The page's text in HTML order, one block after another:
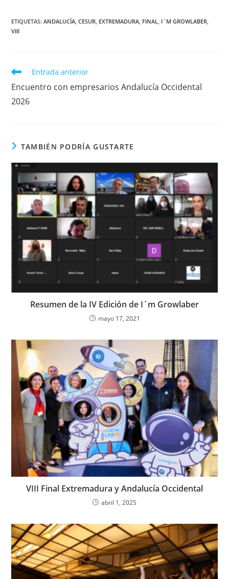
ETIQUETAS:ANDALUCÍA CESUR EXTREMADURA FINAL I´M GROWLABER
VIII
Leer
artículos
Entrada anterior
Encuentro con empresarios Andalucía Occidental
2026
TAMBIÉN PODRÍA GUSTARTE
Resumen de la IV Edición de I´m Growlaber
mayo 17, 2021
VIII Final Extremadura y Andalucía Occidental
abril 1, 2025